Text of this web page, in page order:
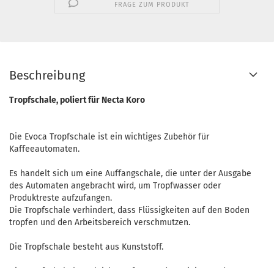
FRAGE ZUM PRODUKT
Beschreibung
Tropfschale, poliert für Necta Koro
Die Evoca Tropfschale ist ein wichtiges Zubehör für
Kaffeeautomaten.
Es handelt sich um eine Auffangschale, die unter der Ausgabe
des Automaten angebracht wird, um Tropfwasser oder
Produktreste aufzufangen.
Die Tropfschale verhindert, dass Flüssigkeiten auf den Boden
tropfen und den Arbeitsbereich verschmutzen.
Die Tropfschale besteht aus Kunststoff.